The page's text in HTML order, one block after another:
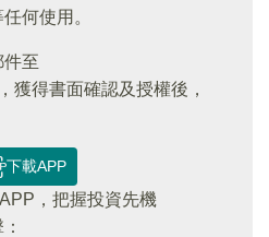
何使用。
至
，獲得書面確認及授權後，
下載APP
，把握投資先機